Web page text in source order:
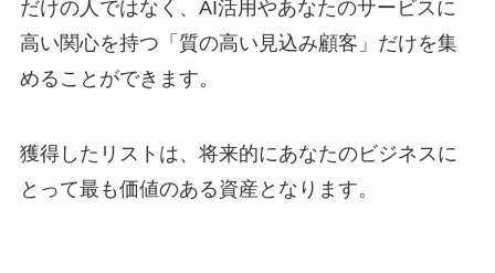
だけの人ではなく、AI活用やあなたのサービスに
高い関心を持つ「質の高い見込み顧客」だけを集
めることができます。
獲得したリストは、将来的にあなたのビジネスに
とって最も価値のある資産となります。